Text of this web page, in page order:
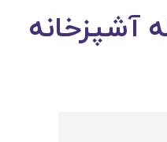
آشپزخانه